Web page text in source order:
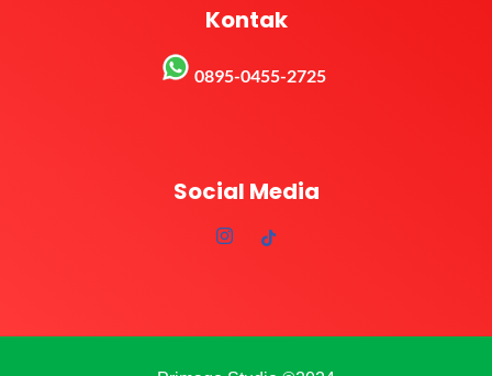
Kontak
0895-0455-2725
Social Media